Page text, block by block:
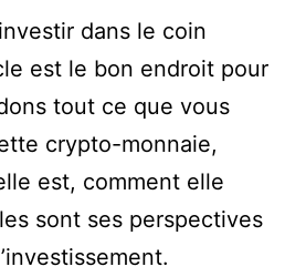
dans le coin
est le bon endroit pour
tout ce que vous
crypto-monnaie,
est, comment elle
sont ses perspectives